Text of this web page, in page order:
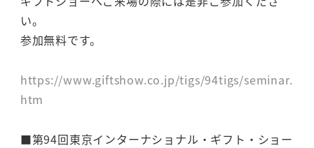
い。
参加無料です。
https://www.giftshow.co.jp/tigs/94tigs/seminar.
htm
■第94回東京インターナショナル・ギフト・ショー